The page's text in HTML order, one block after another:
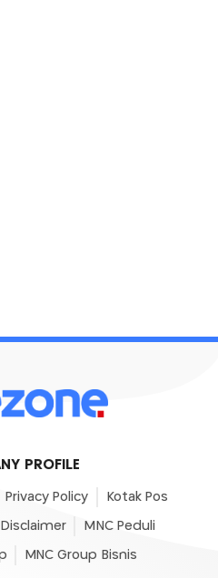
PROFILE
Privacy Policy Kotak Pos
Disclaimer MNC Peduli
MNC Group Bisnis